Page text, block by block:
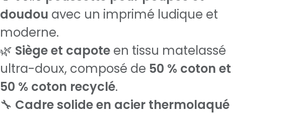
doudou avec un imprimé ludique et
moderne.
🌿 Siège et capote en tissu matelassé
ultra-doux, composé de 50 % coton et
50 % coton recyclé.
🔧 Cadre solide en acier thermolaqué